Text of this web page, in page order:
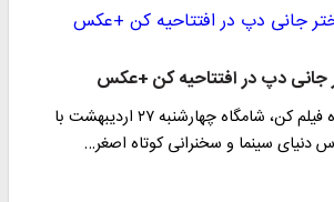
جانی دپ در افتتاحیه کن +عکس
هفتادمین دوره جشنواره فیلم کن، شامگاه چهارشنبه ۲۷ اردیبهشت با
سینما و سخنرانی کوتاه اصغر…